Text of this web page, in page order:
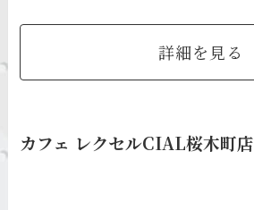
詳細を見る
カフェ レクセルCIAL桜木町店